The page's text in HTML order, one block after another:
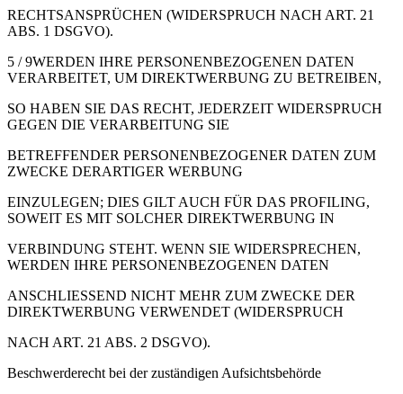
RECHTSANSPRÜCHEN (WIDERSPRUCH NACH ART. 21
ABS. 1 DSGVO).
5 / 9WERDEN IHRE PERSONENBEZOGENEN DATEN
VERARBEITET, UM DIREKTWERBUNG ZU BETREIBEN,
SO HABEN SIE DAS RECHT, JEDERZEIT WIDERSPRUCH
GEGEN DIE VERARBEITUNG SIE
BETREFFENDER PERSONENBEZOGENER DATEN ZUM
ZWECKE DERARTIGER WERBUNG
EINZULEGEN; DIES GILT AUCH FÜR DAS PROFILING,
SOWEIT ES MIT SOLCHER DIREKTWERBUNG IN
VERBINDUNG STEHT. WENN SIE WIDERSPRECHEN,
WERDEN IHRE PERSONENBEZOGENEN DATEN
ANSCHLIESSEND NICHT MEHR ZUM ZWECKE DER
DIREKTWERBUNG VERWENDET (WIDERSPRUCH
NACH ART. 21 ABS. 2 DSGVO).
Beschwerderecht bei der zuständigen Aufsichtsbehörde